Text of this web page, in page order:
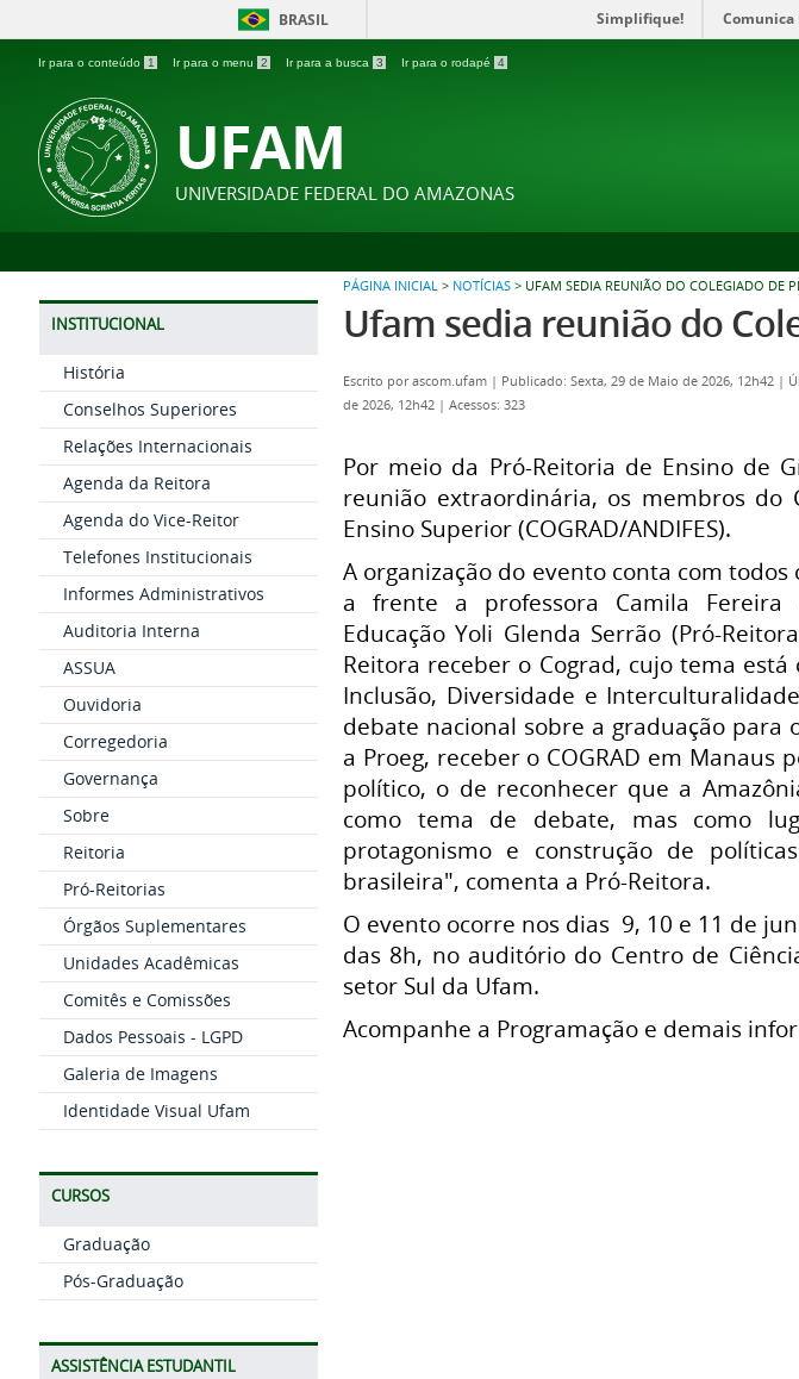
BRASIL Simplifique! Comunica
Ir para o conteúdo 1 Ir para o menu 2 Ir para a busca 3 Ir para o rodapé 4
UFAM
UNIVERSIDADE FEDERAL DO AMAZONAS
PÁGINA INICIAL > NOTÍCIAS > UFAM SEDIA REUNIÃO DO COLEGIADO DE
INSTITUCIONAL
História
Conselhos Superiores
Relações Internacionais
Agenda da Reitora
Agenda do Vice-Reitor
Telefones Institucionais
Informes Administrativos
Auditoria Interna
ASSUA
Ouvidoria
Corregedoria
Governança
Sobre
Reitoria
Pró-Reitorias
Órgãos Suplementares
Unidades Acadêmicas
Comitês e Comissões
Dados Pessoais - LGPD
Galeria de Imagens
Identidade Visual Ufam
CURSOS
Graduação
Pós-Graduação
ASSISTÊNCIA ESTUDANTIL
Ufam sedia reunião do
Escrito porascom.ufam | Publicado: Sexta, 29 de Maio de 2026, 12h42 |
de 2026, 12h42 | Acessos: 323
Por meio da Pró-Reitoria de Ensino de
reunião extraordinária, os membros do
Ensino Superior (COGRAD/ANDIFES).
A organização do evento conta com
a frente a professora Camila Fereira
Educação Yoli Glenda Serrão (Pró-
Reitora receber o Cograd, cujo tema
Inclusão, Diversidade e
debate nacional sobre a graduação para
a Proeg, receber o COGRAD em Manaus
político, o de reconhecer que a
como tema de debate, mas como
protagonismo e construção de
brasileira", comenta a Pró-Reitora.
O evento ocorre nos dias 9, 10 e 11 de
das 8h, no auditório do Centro de
setor Sul da Ufam.
Acompanhe a Programação e demais